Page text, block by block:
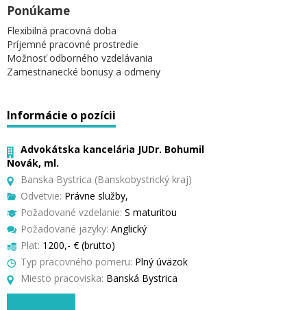
Ponúkame
Flexibilná pracovná doba
Príjemné pracovné prostredie
Možnosť odborného vzdelávania
Zamestnanecké bonusy a odmeny
Informácie o pozícii
Advokátska kancelária JUDr. Bohumil
Novák, ml.
Banska Bystrica (Banskobystrický kraj)
Odvetvie: Právne služby,
Požadované vzdelanie: S maturitou
Požadované jazyky: Anglický
Plat: 1200,- € (brutto)
Typ pracovného pomeru: Plný úväzok
Miesto pracoviska: Banská Bystrica